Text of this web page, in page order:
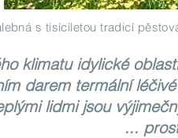
s tisíciletou tradicí
klimatu idylické
darem termální
lidmi jsou
...